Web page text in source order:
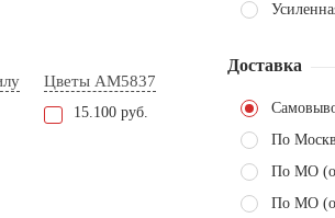
Цветы AM5837
15.100 руб.
Доставка
По
По МО
По МО